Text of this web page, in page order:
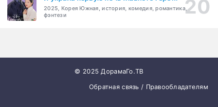
2025, Корея Южная, история, комедия, романтика,
фэнтези
© 2025 ДорамаГо.ТВ
Обратная связь / Правообладателям